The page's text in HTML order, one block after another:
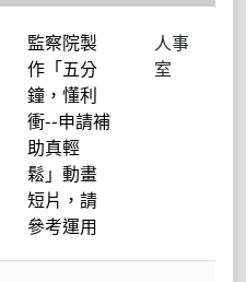
監察院製
作「五分
鐘，懂利
衝--申請補
助真輕
鬆」動畫
短片，請
參考運用
人事
室